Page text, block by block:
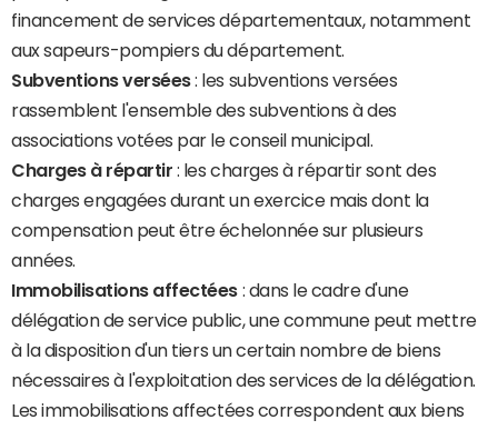
financement de services départementaux, notamment
aux sapeurs-pompiers du département.
Subventions versées: les subventions versées
rassemblent l'ensemble des subventions à des
associations votées par le conseil municipal.
Charges à répartir : les charges à répartir sont des
charges engagées durant un exercice mais dont la
compensation peut être échelonnée sur plusieurs
années.
Immobilisations affectées : dans le cadre d'une
délégation de service public, une commune peut mettre
à la disposition d'un tiers un certain nombre de biens
nécessaires à l'exploitation des services de la délégation.
Les immobilisations affectées correspondent aux biens